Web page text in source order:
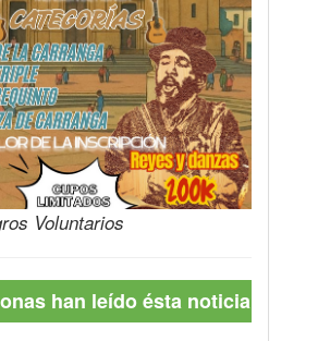
Voluntarios
han leído ésta noticia